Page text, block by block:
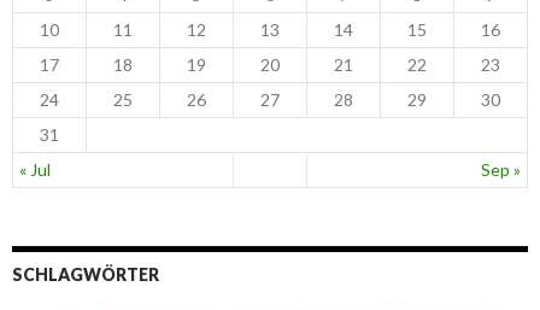
« Jul Sep »
10
11 12 13 14 15
16
17
18 19 20 21 22
23
24
25 26 27 28 29
30
31
SCHLAGWÖRTER